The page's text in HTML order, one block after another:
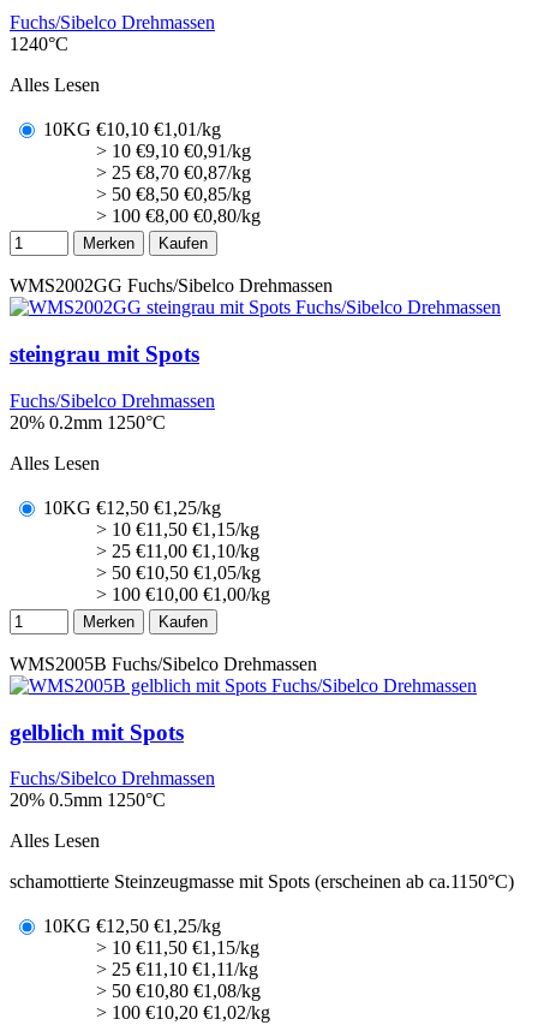
Fuchs/Sibelco Drehmassen
1240°C
Alles Lesen
10KG €10,10 €1,01/kg
> 10 €9,10 €0,91/kg
> 25 €8,70 €0,87/kg
> 50 €8,50 €0,85/kg
> 100 €8,00 €0,80/kg
Merken Kaufen
WMS2002GG Fuchs/Sibelco Drehmassen
steingrau mit Spots
Fuchs/Sibelco Drehmassen
20% 0.2mm 1250°C
Alles Lesen
10KG €12,50 €1,25/kg
> 10 €11,50 €1,15/kg
> 25 €11,00 €1,10/kg
> 50 €10,50 €1,05/kg
> 100 €10,00 €1,00/kg
Merken Kaufen
WMS2005B Fuchs/Sibelco Drehmassen
gelblich mit Spots
Fuchs/Sibelco Drehmassen
20% 0.5mm 1250°C
Alles Lesen
schamottierte Steinzeugmasse mit Spots (erscheinen ab ca.1150°C)
10KG €12,50 €1,25/kg
> 10 €11,50 €1,15/kg
> 25 €11,10 €1,11/kg
> 50 €10,80 €1,08/kg
> 100 €10,20 €1,02/kg